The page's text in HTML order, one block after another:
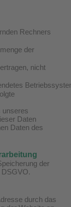
Rechners
der
nicht
unseres
Daten
Daten des
der
DSGVO.
durch das